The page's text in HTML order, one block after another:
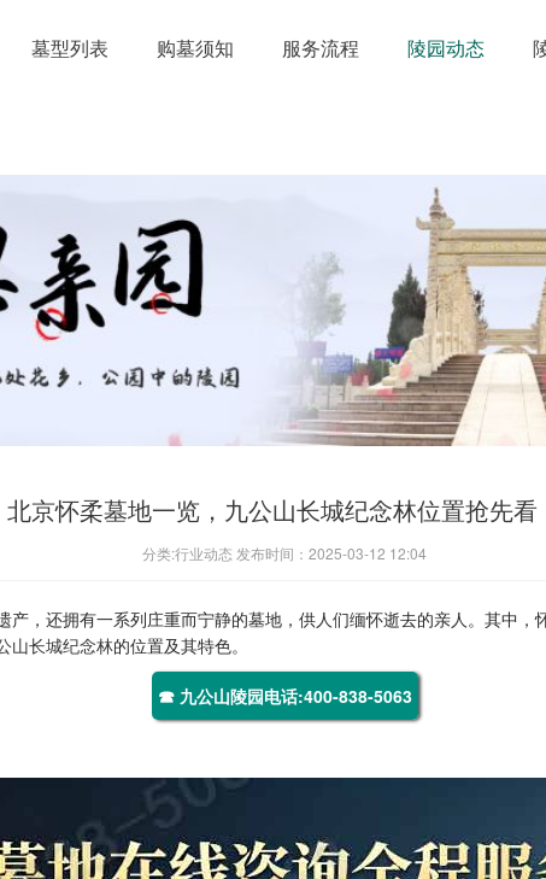
墓型列表 购墓须知 服务流程 陵园动态
北京怀柔墓地一览，九公山长城纪念林位置抢先看
分类:行业动态 发布时间：2025-03-12 12:04
，还拥有一系列庄重而宁静的墓地，供人们缅怀逝去的亲人。其中
山长城纪念林的位置及其特色。
☎ 九公山陵园电话:400-838-5063